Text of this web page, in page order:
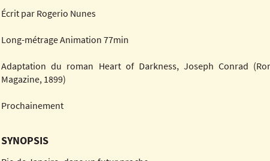
Écrit par Rogerio Nunes
Long-métrage Animation 77min
Adaptation du roman Heart of Darkness, Joseph Conrad
Magazine, 1899)
Prochainement
SYNOPSIS